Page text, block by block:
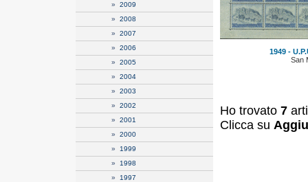
» 2009
» 2008
» 2007
» 2006
» 2005
» 2004
» 2003
» 2002
» 2001
» 2000
» 1999
» 1998
» 1997
1949 -
San
Ho trovato 7
Clicca su